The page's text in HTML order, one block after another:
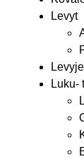
Levyt
Luku-